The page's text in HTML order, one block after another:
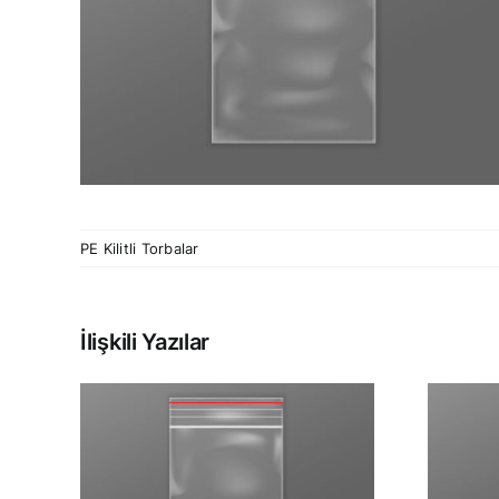
PE Kilitli Torbalar
İlişkili Yazılar